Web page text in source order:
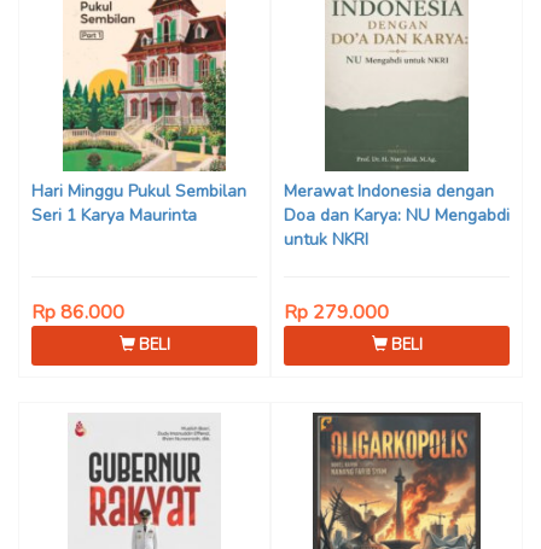
Hari Minggu Pukul Sembilan
Seri 1 Karya Maurinta
Rp 86.000
BELI
Merawat Indonesia dengan
Doa dan Karya: NU Mengabdi
untuk NKRI
Rp 279.000
BELI